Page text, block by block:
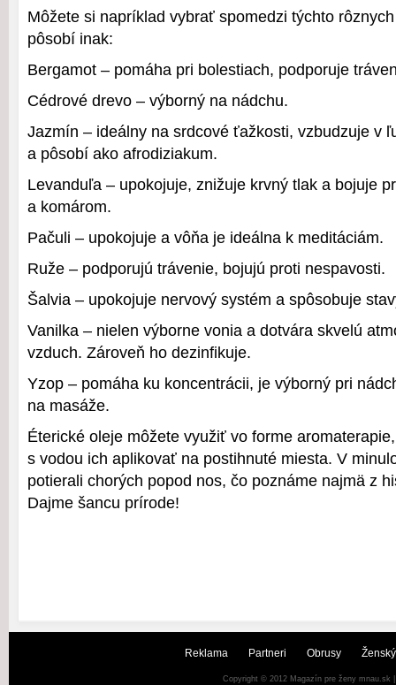
Môžete si napríklad vybrať spomedzi týchto
pôsobí inak:
Bergamot – pomáha pri bolestiach, podporuje
Cédrové drevo – výborný na nádchu.
Jazmín – ideálny na srdcové ťažkosti, vzbudzuje v
a pôsobí ako afrodiziakum.
Levanduľa – upokojuje, znižuje krvný tlak a bojuje
a komárom.
Pačuli – upokojuje a vôňa je ideálna k meditáciám.
Ruže – podporujú trávenie, bojujú proti nespavosti.
Šalvia – upokojuje nervový systém a spôsobuje
Vanilka – nielen výborne vonia a dotvára skvelú
vzduch. Zároveň ho dezinfikuje.
Yzop – pomáha ku koncentrácii, je výborný pri
na masáže.
Éterické oleje môžete využiť vo forme
s vodou ich aplikovať na postihnuté miesta. V
potierali chorých popod nos, čo poznáme najmä z
Dajme šancu prírode!
Reklama Partneri Obrusy
Copyright © 2012 Magazín pre ženy mnau.sk